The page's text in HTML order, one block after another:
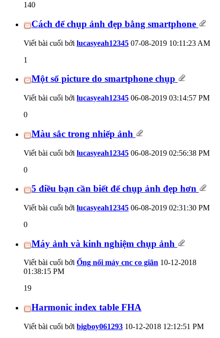
140
Cách để chụp ảnh đẹp bằng smartphone
Viết bài cuối bởi lucasyeah12345 07-08-2019 10:11:23 AM
1
Một số picture do smartphone chụp
Viết bài cuối bởi lucasyeah12345 06-08-2019 03:14:57 PM
0
Màu sắc trong nhiếp ảnh
Viết bài cuối bởi lucasyeah12345 06-08-2019 02:56:38 PM
0
5 điều bạn cần biết để chụp ảnh đẹp hơn
Viết bài cuối bởi lucasyeah12345 06-08-2019 02:31:30 PM
0
Máy ảnh và kinh nghiệm chụp ảnh
Viết bài cuối bởi Ống nối máy cnc co giãn 10-12-2018
01:38:15 PM
19
Harmonic index table FHA
Viết bài cuối bởi bigboy061293 10-12-2018 12:12:51 PM